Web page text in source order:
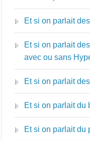
Et si on parlait
Et si on parlait
avec ou sans
Et si on parlait
Et si on parlait
Et si on parlait